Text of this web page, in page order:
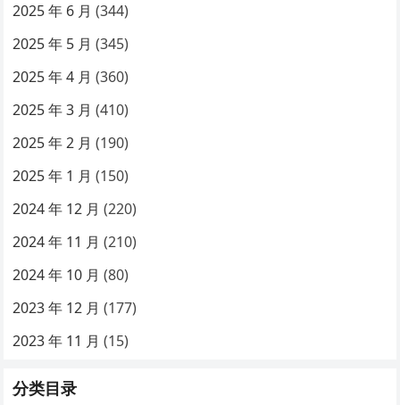
2025 年 6 月 (344)
2025 年 5 月 (345)
2025 年 4 月 (360)
2025 年 3 月 (410)
2025 年 2 月 (190)
2025 年 1 月 (150)
2024 年 12 月 (220)
2024 年 11 月 (210)
2024 年 10 月 (80)
2023 年 12 月 (177)
2023 年 11 月 (15)
分类目录